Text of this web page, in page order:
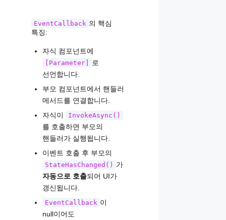
EventCallback 의 핵심
특징:
자식 컴포넌트에
[Parameter]
로
선언합니다.
부모 컴포넌트에서 핸들러
메서드를 연결합니다.
자식이
InvokeAsync()
를 호출하면 부모의
핸들러가 실행됩니다.
이벤트 호출 후 부모의
StateHasChanged() 가
자동으로 호출되어 UI가
갱신됩니다.
EventCallback 이
null이어도